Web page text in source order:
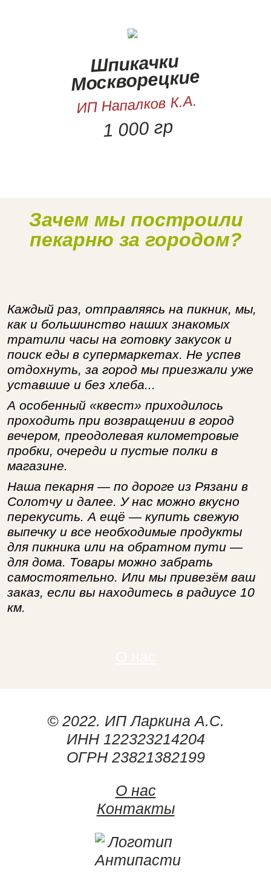
Шпикачки
Москворецкие
ИП Напалков К.А.
1 000 гр
Наше производство
Зачем мы построили
пекарню за городом?
Каждый раз, отправляясь на пикник, мы,
как и большинство наших знакомых
тратили часы на готовку закусок и
поиск еды в супермаркетах. Не успев
отдохнуть, за город мы приезжали уже
уставшие и без хлеба...
А особенный «квест» приходилось
проходить при возвращении в город
вечером, преодолевая километровые
пробки, очереди и пустые полки в
магазине.
Наша пекарня — по дороге из Рязани в
Солотчу и далее. У нас можно вкусно
перекусить. А ещё — купить свежую
выпечку и все необходимые продукты
для пикника или на обратном пути —
для дома. Товары можно забрать
самостоятельно. Или мы привезём ваш
заказ, если вы находитесь в радиусе 10
км.
© 2022. ИП Ларкина А.С.
ИНН 122323214204
ОГРН 23821382199
О нас
Контакты